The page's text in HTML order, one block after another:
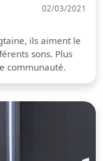
02/03/2021
ils aiment le
sons. Plus
communauté.